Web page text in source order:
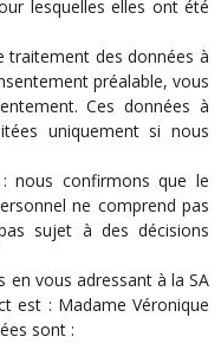
lesquelles elles ont été
traitement des données à
préalable, vous
Ces données à
uniquement si nous
nous confirmons que le
ne comprend pas
sujet à des décisions
en vous adressant à la SA
est : Madame Véronique
sont :